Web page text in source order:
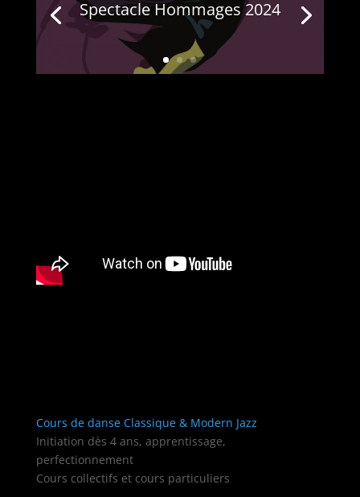
Spectacle Hommages 2024
Cours de danse Classique & Modern Jazz
Initiation dès 4 ans, apprentissage,
perfectionnement
Cours collectifs et cours particuliers